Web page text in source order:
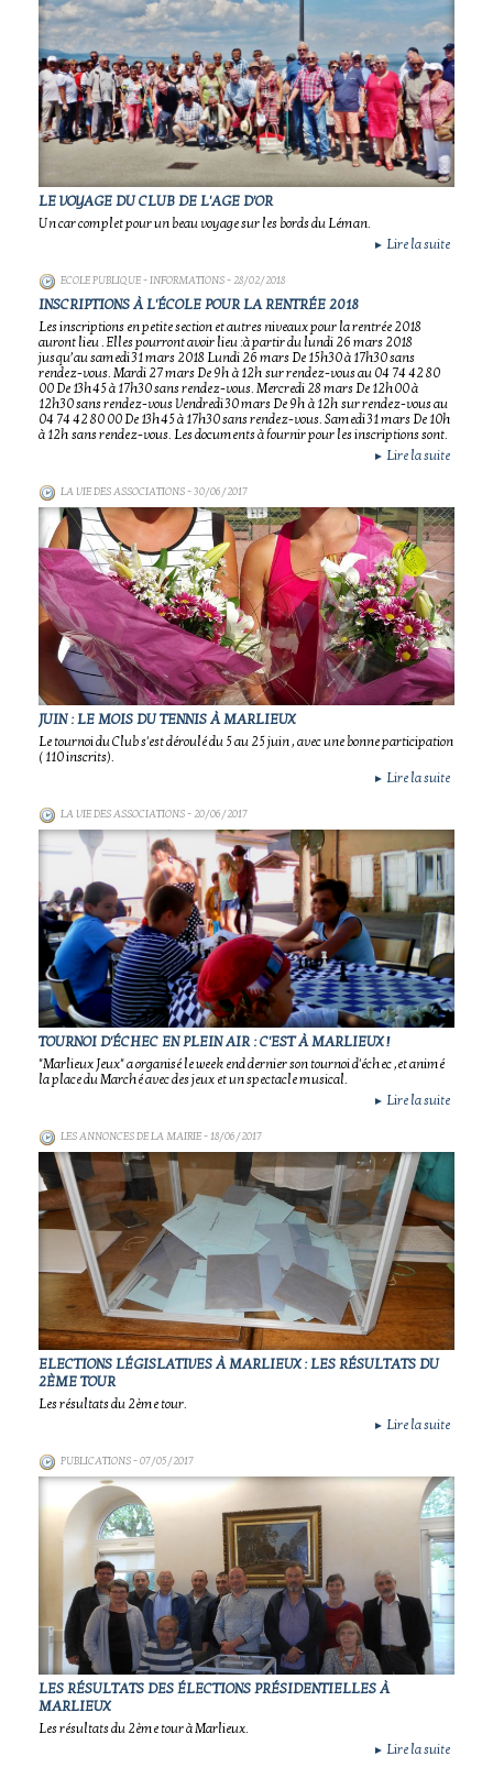
LE VOYAGE DU CLUB DE L'AGE D'OR
Un car complet pour un beau voyage sur les bords du Léman.
► Lire la suite
ECOLE PUBLIQUE - INFORMATIONS- 28/02/2018
INSCRIPTIONS À L'ÉCOLE POUR LA RENTRÉE 2018
Les inscriptions en petite section et autres niveaux pour la rentrée 2018
auront lieu . Elles pourront avoir lieu :à partir du lundi 26 mars 2018
jusqu’au samedi 31 mars 2018 Lundi 26 mars De 15h30 à 17h30 sans
rendez-vous. Mardi 27 mars De 9h à 12h sur rendez-vous au 04 74 42 80
00 De 13h45 à 17h30 sans rendez-vous. Mercredi 28 mars De 12h00 à
12h30 sans rendez-vous Vendredi 30 mars De 9h à 12h sur rendez-vous au
04 74 42 80 00 De 13h45 à 17h30 sans rendez-vous. Samedi 31 mars De 10h
à 12h sans rendez-vous. Les documents à fournir pour les inscriptions sont.
► Lire la suite
LA VIE DES ASSOCIATIONS- 30/06/2017
JUIN : LE MOIS DU TENNIS À MARLIEUX
Le tournoi du Club s'est déroulé du 5 au 25 juin , avec une bonne participation
( 110 inscrits).
► Lire la suite
LA VIE DES ASSOCIATIONS- 20/06/2017
TOURNOI D'ÉCHEC EN PLEIN AIR : C'EST À MARLIEUX !
"Marlieux Jeux" a organisé le week end dernier son tournoi d'échec ,et animé
la place du Marché avec des jeux et un spectacle musical.
► Lire la suite
LES ANNONCES DE LA MAIRIE- 18/06/2017
ELECTIONS LÉGISLATIVES À MARLIEUX : LES RÉSULTATS DU
2ÈME TOUR
Les résultats du 2ème tour.
► Lire la suite
PUBLICATIONS- 07/05/2017
LES RÉSULTATS DES ÉLECTIONS PRÉSIDENTIELLES À
MARLIEUX
Les résultats du 2ème tour à Marlieux.
► Lire la suite